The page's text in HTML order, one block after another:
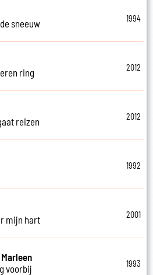
sneeuw
1994
ring
2012
reizen
2012
1992
mijn hart
2001
voorbij
1993